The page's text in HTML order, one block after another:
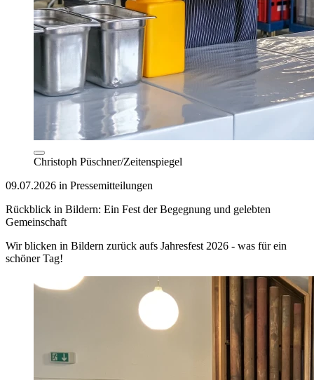
Christoph Püschner/Zeitenspiegel
09.07.2026 in Pressemitteilungen
Rückblick in Bildern: Ein Fest der Begegnung und gelebten
Gemeinschaft
Wir blicken in Bildern zurück aufs Jahresfest 2026 - was für ein
schöner Tag!